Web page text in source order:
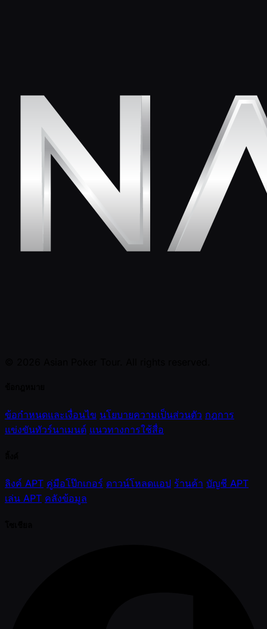
ข้อกำหนดและเงื่อนไข นโยบายความเป็นส่วนตัว กฎการ
แข่งขันทัวร์นาเมนต์ แนวทางการใช้สื่อ
ลิงค์ APT คู่มือโป๊กเกอร์ ดาวน์โหลดแอป ร้านค้า บัญชี APT
เล่น APT คลังข้อมูล